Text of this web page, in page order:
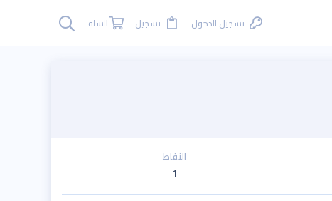
تسجيل الدخول تسجيل السلة
النقاط
1